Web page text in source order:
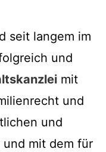
seit langem im
und
mit
und
und
mit dem für